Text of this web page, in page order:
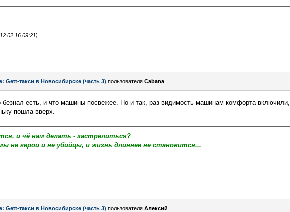
09:21)
Gett-такси в Новосибирске (часть 3) пользователя Cabana
безнал есть, и что машины посвежее. Но и так, раз видимость машинам комфорта включили,
пошла вверх.
и чё нам делать - застрелиться?
не герои и не убийцы, и жизнь длиннее не становится...
Gett-такси в Новосибирске (часть 3) пользователя Алексий